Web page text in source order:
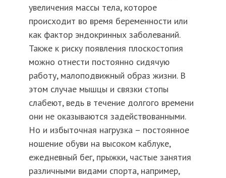
увеличения массы тела, которое
происходит во время беременности или
как фактор эндокринных заболеваний.
Также к риску появления плоскостопия
можно отнести постоянно сидячую
работу, малоподвижный образ жизни. В
этом случае мышцы и связки стопы
слабеют, ведь в течение долгого времени
они не оказываются задействованными.
Но и избыточная нагрузка – постоянное
ношение обуви на высоком каблуке,
ежедневный бег, прыжки, частые занятия
различными видами спорта, например,